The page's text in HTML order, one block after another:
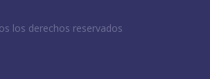
los derechos reservados